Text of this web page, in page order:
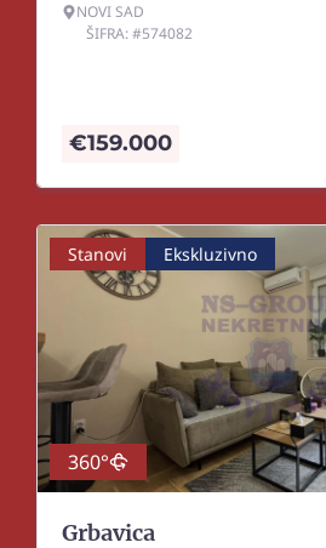
NOVI SAD
ŠIFRA: #574082
€159.000
Stanovi Ekskluzivno
360°
Grbavica